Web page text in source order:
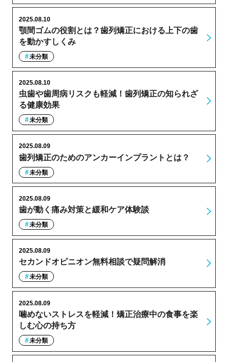
顎間ゴムの役割とは？歯列矯正における上下の歯
を動かすしくみ
2025.08.10
未分類
虫歯や歯周病リスクも軽減！歯列矯正の知られざ
る健康効果
2025.08.10
未分類
歯列矯正のためのアンカーインプラントとは？
2025.08.09
未分類
歯が動く痛み対策と緩和ケア体験談
2025.08.09
未分類
セカンドオピニオン無料相談で疑問解消
2025.08.09
未分類
噛めないストレスを軽減！矯正治療中の食事を楽
しむ心の持ち方
2025.08.09
未分類